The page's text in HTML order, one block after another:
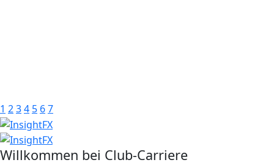
1 234 5 67
Willkommen bei Club-Carriere